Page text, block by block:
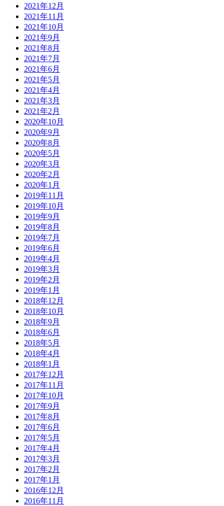
2021年12月
2021年11月
2021年10月
2021年9月
2021年8月
2021年7月
2021年6月
2021年5月
2021年4月
2021年3月
2021年2月
2020年10月
2020年9月
2020年8月
2020年5月
2020年3月
2020年2月
2020年1月
2019年11月
2019年10月
2019年9月
2019年8月
2019年7月
2019年6月
2019年4月
2019年3月
2019年2月
2019年1月
2018年12月
2018年10月
2018年9月
2018年6月
2018年5月
2018年4月
2018年1月
2017年12月
2017年11月
2017年10月
2017年9月
2017年8月
2017年6月
2017年5月
2017年4月
2017年3月
2017年2月
2017年1月
2016年12月
2016年11月